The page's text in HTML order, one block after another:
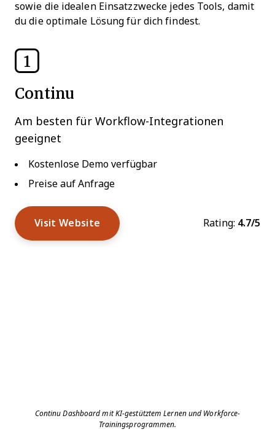
sowie die idealen Einsatzzwecke jedes Tools, damit
du die optimale Lösung für dich findest.
1
Continu
Am besten für Workflow-Integrationen
geeignet
Kostenlose Demo verfügbar
Preise auf Anfrage
Visit Website Rating: 4.7/5
Continu Dashboard mit KI-gestütztem Lernen und Workforce-
Trainingsprogrammen.